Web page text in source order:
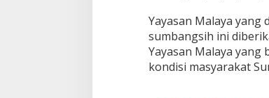
Yayasan Malaya yang
sumbangsih ini
Yayasan Malaya
kondisi masyarakat